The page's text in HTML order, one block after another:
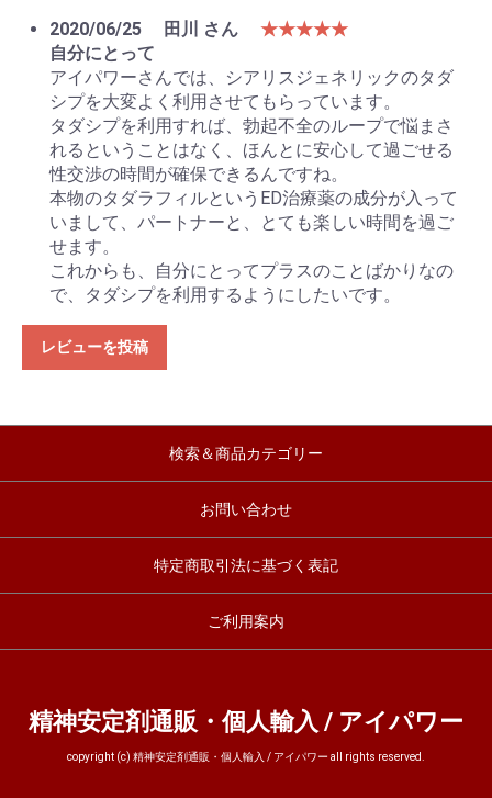
2020/06/25
田川 さん
★★★★★
自分にとって
アイパワーさんでは、シアリスジェネリックのタダ
シプを大変よく利用させてもらっています。
タダシプを利用すれば、勃起不全のループで悩まさ
れるということはなく、ほんとに安心して過ごせる
性交渉の時間が確保できるんですね。
本物のタダラフィルというED治療薬の成分が入って
いまして、パートナーと、とても楽しい時間を過ご
せます。
これからも、自分にとってプラスのことばかりなの
で、タダシプを利用するようにしたいです。
レビューを投稿
検索＆商品カテゴリー
お問い合わせ
特定商取引法に基づく表記
ご利用案内
精神安定剤通販・個人輸入 / アイパワー
copyright (c) 精神安定剤通販・個人輸入 / アイパワー all rights reserved.